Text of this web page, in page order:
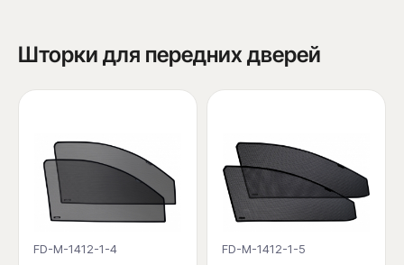
Шторки для передних дверей
FD-M-1412-1-4 FD-M-1412-1-5